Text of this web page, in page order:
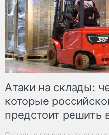
Атаки на склады:
которые
предстоит решить